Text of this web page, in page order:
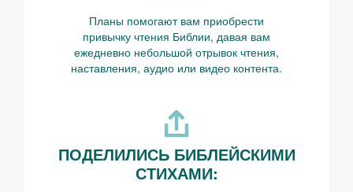
Планы помогают вам приобрести
привычку чтения Библии, давая вам
ежедневно небольшой отрывок чтения,
наставления, аудио или видео контента.
ПОДЕЛИЛИСЬ БИБЛЕЙСКИМИ
СТИХАМИ: